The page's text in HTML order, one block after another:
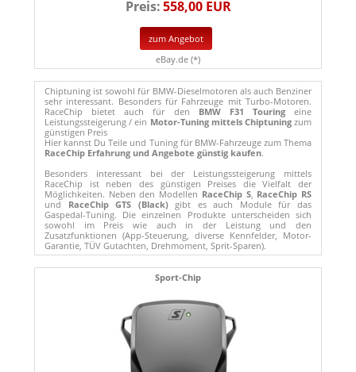
Preis:558,00 EUR
zum Angebot
eBay.de (*)
Chiptuning ist sowohl für BMW-Dieselmotoren als auch Benziner
sehr interessant. Besonders für Fahrzeuge mit Turbo-Motoren.
RaceChip bietet auch für den BMW F31 Touringeine
Leistungssteigerung / ein Motor-Tuning mittels Chiptuningzum
günstigen Preis
Hier kannst Du Teile und Tuning für BMW-Fahrzeuge zum Thema
RaceChip Erfahrung und Angebote günstig kaufen.
Besonders interessant bei der Leistungssteigerung mittels
RaceChip ist neben des günstigen Preises die Vielfalt der
Möglichkeiten. Neben den Modellen RaceChip S, RaceChip RS
und RaceChip GTS (Black)gibt es auch Module für das
Gaspedal-Tuning. Die einzelnen Produkte unterscheiden sich
sowohl im Preis wie auch in der Leistung und den
Zusatzfunktionen (App-Steuerung, diverse Kennfelder, Motor-
Garantie, TÜV Gutachten, Drehmoment, Sprit-Sparen).
Sport-Chip